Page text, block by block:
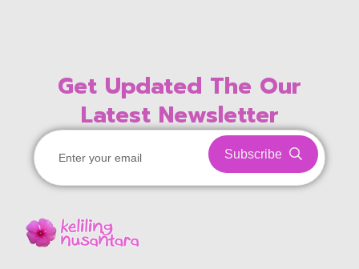
Get Updated The Our
Latest Newsletter
Subscribe